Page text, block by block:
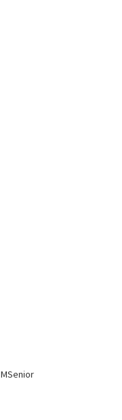
MSenior